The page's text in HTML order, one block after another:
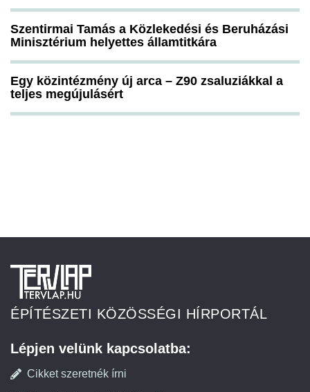
Szentirmai Tamás a Közlekedési és Beruházási
Minisztérium helyettes államtitkára
Egy közintézmény új arca – Z90 zsaluziákkal a
teljes megújulásért
ÉPÍTÉSZETI KÖZÖSSÉGI HÍRPORTÁL
Lépjen velünk kapcsolatba:
Cikket szeretnék írni